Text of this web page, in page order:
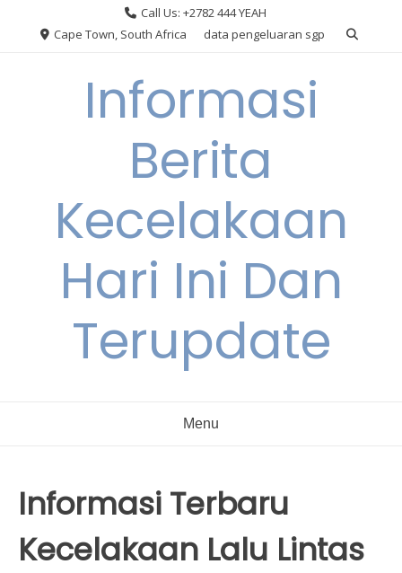
Call Us: +2782 444 YEAH
Cape Town, South Africa
data pengeluaran sgp
Informasi
Berita
Kecelakaan
Hari Ini Dan
Terupdate
Menu
Informasi Terbaru
Kecelakaan Lalu Lintas